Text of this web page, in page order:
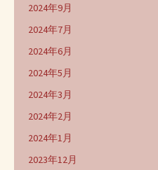
2024年9月
2024年7月
2024年6月
2024年5月
2024年3月
2024年2月
2024年1月
2023年12月